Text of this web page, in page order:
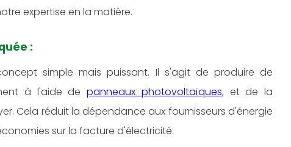
expertise en la matière.
:
simple mais puissant. Il s'agit de produire de
à l'aide depanneaux photovoltaïques, et de la
Cela réduit la dépendance aux fournisseurs d'énergie
sur la facture d'électricité.